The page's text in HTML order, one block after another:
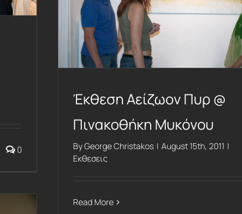
0
Έκθεση Αείζωον Πυρ @
Πινακοθήκη Μυκόνου
ByGeorge Christakos | August 15th, 2011 |
Εκθεσεις
Read More